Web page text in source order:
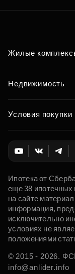
Жилые
Недвижимость
Условия покупки
Ипотека от
еще 38 ипотечных
на сайте
информация,
исключительно
условиях не
положениями
© 2015 - 2026.
info@anlider.info